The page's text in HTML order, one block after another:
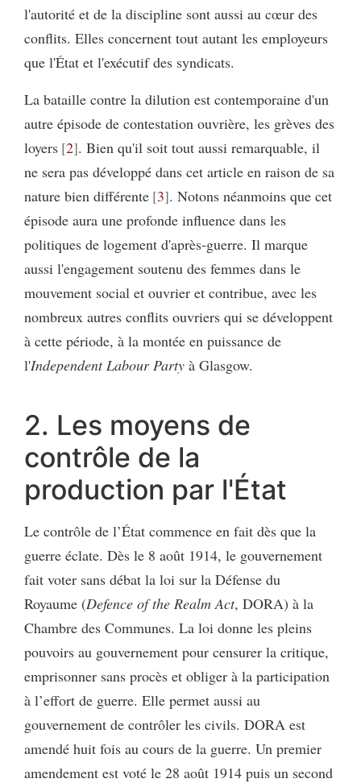
l'autorité et de la discipline sont aussi au cœur des
conflits. Elles concernent tout autant les employeurs
que l'État et l'exécutif des syndicats.
La bataille contre la dilution est contemporaine d'un
autre épisode de contestation ouvrière, les grèves des
loyers 2 . Bien qu'il soit tout aussi remarquable, il
ne sera pas développé dans cet article en raison de sa
nature bien différente 3 . Notons néanmoins que cet
épisode aura une profonde influence dans les
politiques de logement d'après-guerre. Il marque
aussi l'engagement soutenu des femmes dans le
mouvement social et ouvrier et contribue, avec les
nombreux autres conflits ouvriers qui se développent
à cette période, à la montée en puissance de
l'Independent Labour Party à Glasgow.
2. Les moyens de
contrôle de la
production par l'État
Le contrôle de l’État commence en fait dès que la
guerre éclate. Dès le 8 août 1914, le gouvernement
fait voter sans débat la loi sur la Défense du
Royaume (Defence of the Realm Act, DORA) à la
Chambre des Communes. La loi donne les pleins
pouvoirs au gouvernement pour censurer la critique,
emprisonner sans procès et obliger à la participation
à l’effort de guerre. Elle permet aussi au
gouvernement de contrôler les civils. DORA est
amendé huit fois au cours de la guerre. Un premier
amendement est voté le 28 août 1914 puis un second